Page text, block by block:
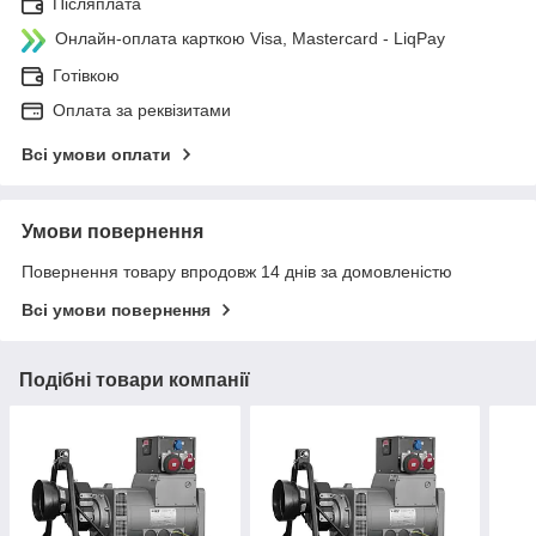
Онлайн-оплата карткою Visa, Mastercard - LiqPay
Готівкою
Оплата за реквізитами
Всі умови оплати
Умови повернення
Повернення товару впродовж 14 днів за домовленістю
Всі умови повернення
Подібні товари компанії